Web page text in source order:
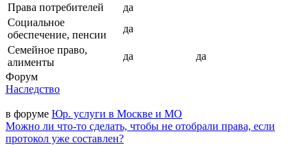
Права потребителей
да
Социальное
обеспечение, пенсии
да
Семейное право,
алименты
да
да
Форум
Наследство
в форуме Юр. услуги в Москве и МО
Можно ли что-то сделать, чтобы не отобрали права, если
протокол уже составлен?